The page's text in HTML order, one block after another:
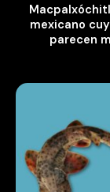
mexicano
parecen